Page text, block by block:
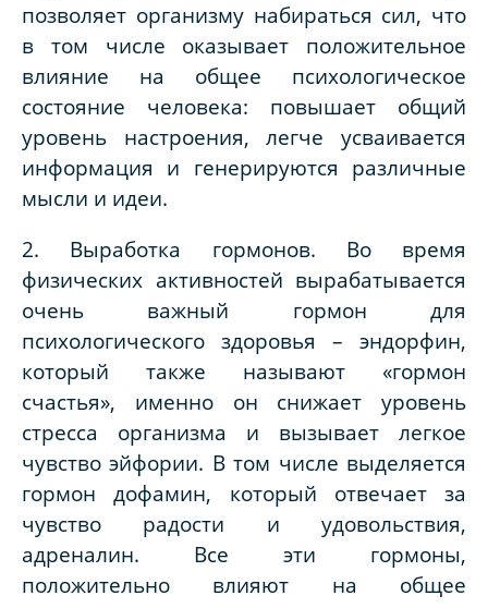
позволяет организму набираться сил, что
в том числе оказывает положительное
влияние на общее психологическое
состояние человека: повышает общий
уровень настроения, легче усваивается
информация и генерируются различные
мысли и идеи.
2. Выработка гормонов. Во время
физических активностей вырабатывается
очень важный гормон для
психологического здоровья – эндорфин,
который также называют «гормон
счастья», именно он снижает уровень
стресса организма и вызывает легкое
чувство эйфории. В том числе выделяется
гормон дофамин, который отвечает за
чувство радости и удовольствия,
адреналин. Все эти гормоны,
положительно влияют на общее